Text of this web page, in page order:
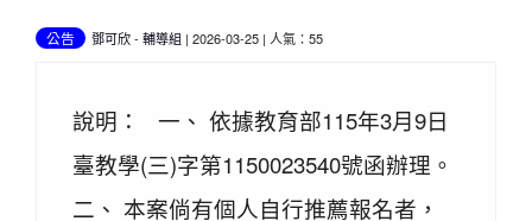
公告 鄧可欣- 輔導組 | 2026-03-25 | 人氣：55
說明： 一、 依據教育部115年3月9日
臺教學(三)字第1150023540號函辦理。
二、 本案倘有個人自行推薦報名者，